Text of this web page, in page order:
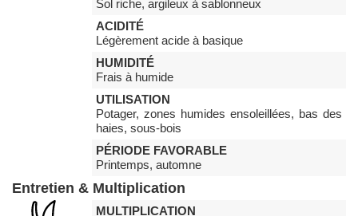
Sol riche, argileux à sablonneux
ACIDITÉ
Légèrement acide à basique
HUMIDITÉ
Frais à humide
UTILISATION
Potager, zones humides ensoleillées, bas des
haies, sous-bois
PÉRIODE FAVORABLE
Printemps, automne
Entretien & Multiplication
MULTIPLICATION